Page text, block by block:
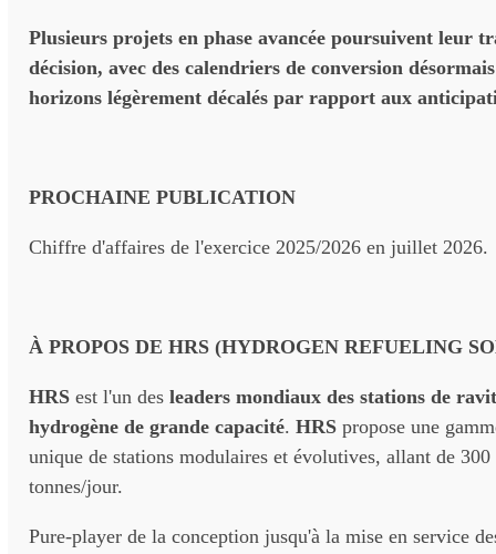
Plusieurs projets en phase avancée poursuivent leur
décision, avec des calendriers de conversion
horizons légèrement décalés par rapport aux
PROCHAINE PUBLICATION
Chiffre d'affaires de l'exercice 2025/2026 en juillet 2026.
À PROPOS DE HRS (HYDROGEN REFUELING
HRS est l'un des leaders mondiaux des stations de
hydrogène de grande capacité. HRS propose une
unique de stations modulaires et évolutives, allant de
tonnes/jour.
Pure-player de la conception jusqu'à la mise en service